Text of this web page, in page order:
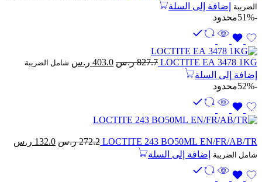
الضريبة
إضافة إلى السلة
-51%
محدود
LOCTITE EA 3478 1KG
827.7 ر.س السعر
403.0 ر.س السعر
شامل الضريبة
إضافة إلى السلة
-52%
محدود
LOCTITE 243 BO50ML EN/FR/AB/TR
272.2 ر.س السعر
132.0 ر.س
شامل الضريبة إضافة إلى السلة